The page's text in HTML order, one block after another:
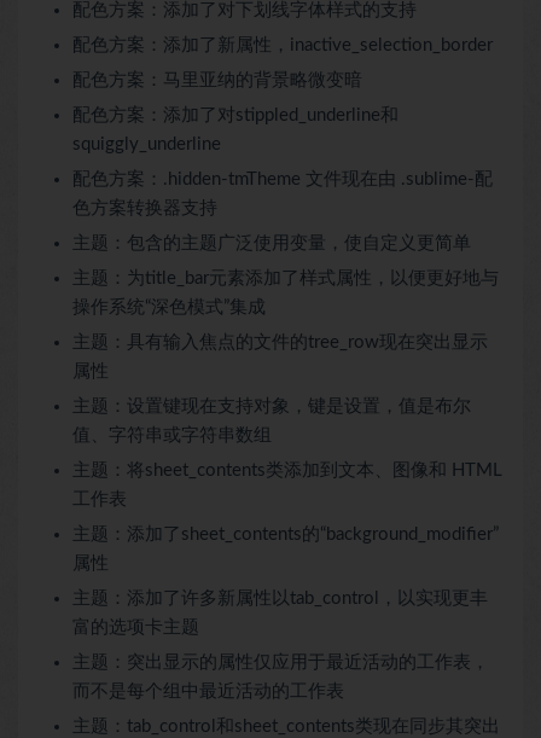
配色方案：添加了对下划线字体样式的支持
配色方案：添加了新属性，inactive_selection_border
配色方案：马里亚纳的背景略微变暗
配色方案：添加了对stippled_underline和
squiggly_underline
配色方案：.hidden-tmTheme 文件现在由 .sublime-配
色方案转换器支持
主题：包含的主题广泛使用变量，使自定义更简单
主题：为title_bar元素添加了样式属性，以便更好地与
操作系统“深色模式”集成
主题：具有输入焦点的文件的tree_row现在突出显示
属性
主题：设置键现在支持对象，键是设置，值是布尔
值、字符串或字符串数组
主题：将sheet_contents类添加到文本、图像和 HTML
工作表
主题：添加了sheet_contents的“background_modifier”
属性
主题：添加了许多新属性以tab_control，以实现更丰
富的选项卡主题
主题：突出显示的属性仅应用于最近活动的工作表，
而不是每个组中最近活动的工作表
主题：tab_control和sheet_contents类现在同步其突出